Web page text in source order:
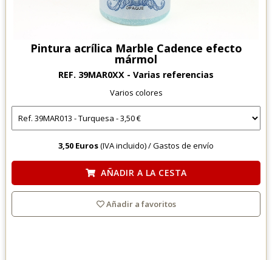
Pintura acrílica Marble Cadence efecto
mármol
REF. 39MAR0XX - Varias referencias
Varios colores
3,50 Euros(IVA incluido) /Gastos de envío
AÑADIR A LA CESTA
Añadir a favoritos